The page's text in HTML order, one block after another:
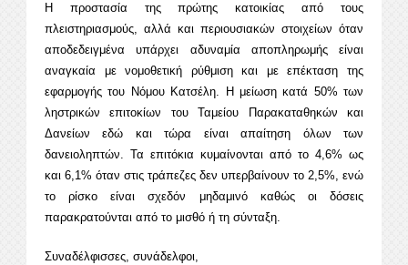
Η προστασία της πρώτης κατοικίας από τους
πλειστηριασμούς, αλλά και περιουσιακών στοιχείων όταν
αποδεδειγμένα υπάρχει αδυναμία αποπληρωμής είναι
αναγκαία με νομοθετική ρύθμιση και με επέκταση της
εφαρμογής του Νόμου Κατσέλη. Η μείωση κατά 50% των
ληστρικών επιτοκίων του Ταμείου Παρακαταθηκών και
Δανείων εδώ και τώρα είναι απαίτηση όλων των
δανειοληπτών. Τα επιτόκια κυμαίνονται από το 4,6% ως
και 6,1% όταν στις τράπεζες δεν υπερβαίνουν το 2,5%, ενώ
το ρίσκο είναι σχεδόν μηδαμινό καθώς οι δόσεις
παρακρατούνται από το μισθό ή τη σύνταξη.
Συναδέλφισσες, συνάδελφοι,